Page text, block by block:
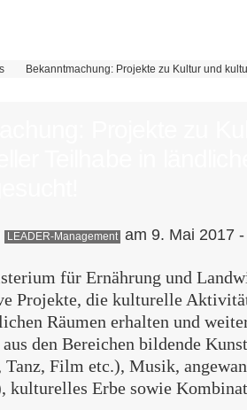
Bekanntmachung: Projekte zu Kultur und
LEADER-Management am 9. Mai 2017
für Ernährung und
Projekte, die kulturelle
Räumen erhalten und
den Bereichen bildende
Tanz, Film etc.), Musik,
kulturelles Erbe sowie